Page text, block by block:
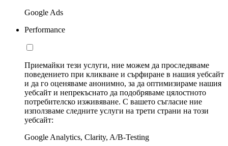
Google Ads
Performance
Приемайки тези услуги, ние можем да проследяваме
поведението при кликване и сърфиране в нашия уебсайт
и да го оценяваме анонимно, за да оптимизираме нашия
уебсайт и непрекъснато да подобряваме цялостното
потребителско изживяване. С вашето съгласие ние
използваме следните услуги на трети страни на този
уебсайт:
Google Analytics, Clarity, A/B-Testing